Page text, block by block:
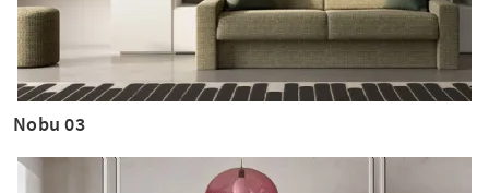
Nobu 03